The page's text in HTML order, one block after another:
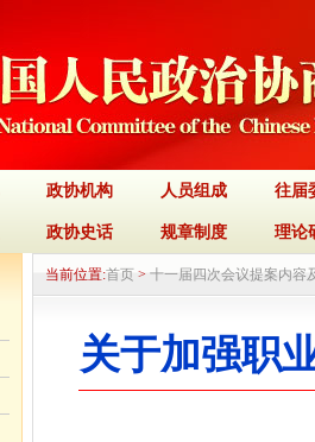
政协机构 人员组成 往届
政协史话 规章制度 理论
当前位置:首页 > 十一届四次会议提案内容
关于加强职